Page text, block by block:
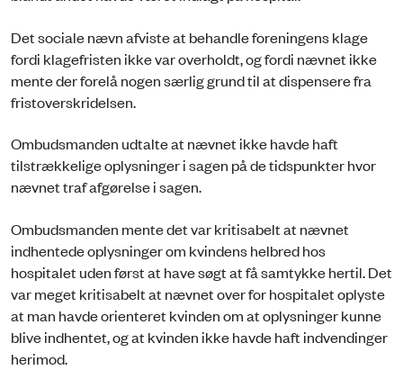
Det sociale nævn afviste at behandle foreningens klage
fordi klagefristen ikke var overholdt, og fordi nævnet ikke
mente der forelå nogen særlig grund til at dispensere fra
fristoverskridelsen.
Ombudsmanden udtalte at nævnet ikke havde haft
tilstrækkelige oplysninger i sagen på de tidspunkter hvor
nævnet traf afgørelse i sagen.
Ombudsmanden mente det var kritisabelt at nævnet
indhentede oplysninger om kvindens helbred hos
hospitalet uden først at have søgt at få samtykke hertil. Det
var meget kritisabelt at nævnet over for hospitalet oplyste
at man havde orienteret kvinden om at oplysninger kunne
blive indhentet, og at kvinden ikke havde haft indvendinger
herimod.